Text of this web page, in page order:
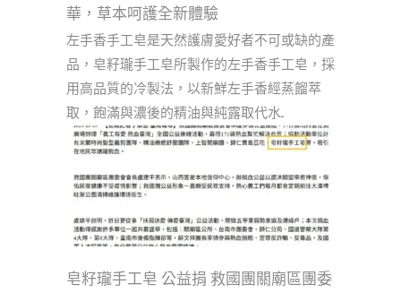
華，草本呵護全新體驗
左手香手工皂是天然護膚愛好者不可或缺的產
品，皂籽瓏手工皂所製作的左手香手工皂，採
用高品質的冷製法，以新鮮左手香經蒸餾萃
取，飽滿與濃後的精油與純露取代水...
皂籽瓏手工皂 公益捐 救國團關廟區團委